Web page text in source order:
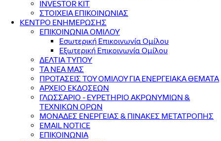
INVESTOR KIT
ΣΤΟΙΧΕΙΑ ΕΠΙΚΟΙΝΩΝΙΑΣ
ΚΕΝΤΡΟ ΕΝΗΜΕΡΩΣΗΣ
ΕΠΙΚΟΙΝΩΝΙΑ ΟΜΙΛΟΥ
Εσωτερική Επικοινωνία Ομίλου
Εξωτερική Επικοινωνία Ομίλου
ΔΕΛΤΙΑ ΤΥΠΟΥ
ΤΑ ΝΕΑ ΜΑΣ
ΠΡΟΤΑΣΕΙΣ ΤΟΥ ΟΜΙΛΟΥ ΓΙΑ ΕΝΕΡΓΕΙΑΚΑ ΘΕΜΑΤΑ
ΑΡΧΕΙΟ ΕΚΔΟΣΕΩΝ
ΓΛΩΣΣΑΡΙΟ - ΕΥΡΕΤΗΡΙΟ ΑΚΡΩΝΥΜΙΩΝ &
ΤΕΧΝΙΚΩΝ ΟΡΩΝ
ΜΟΝΑΔΕΣ ΕΝΕΡΓΕΙΑΣ & ΠΙΝΑΚΕΣ ΜΕΤΑΤΡΟΠΗΣ
EMAIL NOTICE
ΕΠΙΚΟΙΝΩΝΙΑ